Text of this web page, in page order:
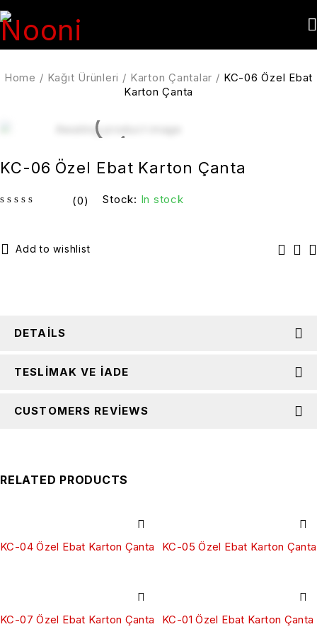
Home / Kağıt Ürünleri / Karton Çantalar / KC-06 Özel Ebat
Karton Çanta
KC-06 Özel Ebat Karton Çanta
(0) Stock: In stock
DETAILS
TESLIMAK VE İADE
CUSTOMERS REVIEWS
RELATED PRODUCTS
KC-04 Özel Ebat Karton Çanta KC-05 Özel Ebat Karton Çanta
KC-07 Özel Ebat Karton Çanta KC-01 Özel Ebat Karton Çanta